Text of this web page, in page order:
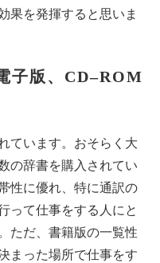
果を発揮すると思いま
子版、CD–ROM
ています。おそらく大
の辞書を購入されてい
性に優れ、特に通訳の
って仕事をする人にと
ただ、書籍版の一覧性
まった場所で仕事をす